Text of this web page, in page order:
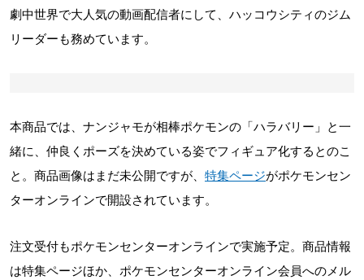
劇中世界で大人気の動画配信者にして、ハッコウシティのジム
リーダーも務めています。
本商品では、ナンジャモが相棒ポケモンの「ハラバリー」と一
緒に、仲良くポーズを決めている姿でフィギュア化するとのこ
と。商品画像はまだ未公開ですが、 特集ページがポケモンセン
ターオンラインで開設されています。
注文受付もポケモンセンターオンラインで実施予定。商品情報
は特集ページほか、ポケモンセンターオンライン会員へのメル